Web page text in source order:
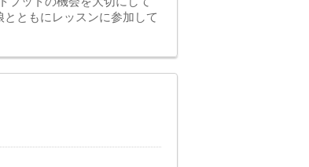
ともにレッスンに参加して